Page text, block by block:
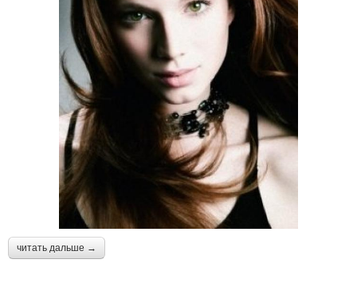
читать дальше →